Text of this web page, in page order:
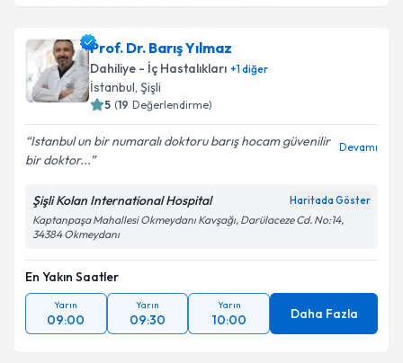
Prof. Dr. Barış Yılmaz
Dahiliye - İç Hastalıkları +1diğer
İstanbul, Şişli
5 (19 Değerlendirme)
Istanbul un bir numaralı doktoru barış hocam güvenilir
bir doktor...
Devamı
Şişli Kolan International Hospital Haritada Göster
Kaptanpaşa Mahallesi Okmeydanı Kavşağı, Darülaceze Cd. No:14,
34384 Okmeydanı
En Yakın Saatler
Yarın
09:00
Yarın
09:30
Yarın
10:00 Daha Fazla